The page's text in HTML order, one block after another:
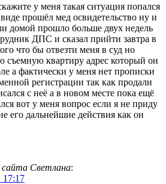
у меня такая ситуация попался
прошёл мед освидетельство ну и
домой прошло больше двух недель
ДПС и сказал прийти завтра в
что бы отвезти меня в суд но
съемную квартиру адрес который он
а фактически у меня нет прописки
регистрации так как продали
с неё а в новом месте пока ещё
вот у меня вопрос если я не приду
его дальнейшие действия как он
Светлана:
17:17